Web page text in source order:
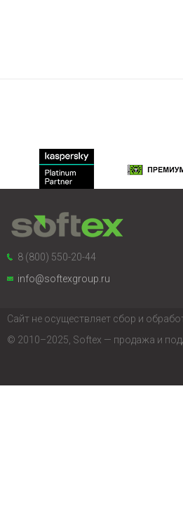
8 (800) 550-20-44
info@softexgroup.ru
Сайт не осуществляет сбор и
© 2010–2025, Softex — продажа и